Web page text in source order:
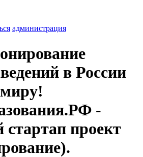
администрация
в России
-
стартап проект